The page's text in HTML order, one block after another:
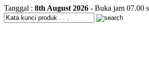
Tanggal : 8th August 2026 - Buka jam 07.00